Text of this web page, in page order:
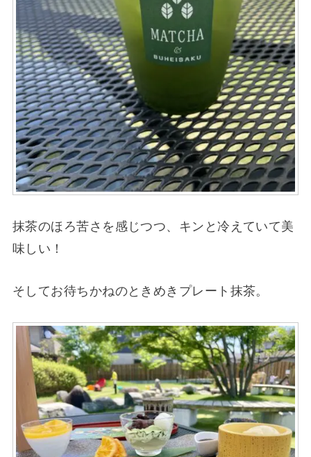
抹茶のほろ苦さを感じつつ、キンと冷えていて美
味しい！
そしてお待ちかねのときめきプレート抹茶。